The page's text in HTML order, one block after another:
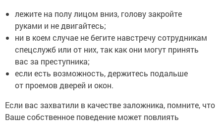
лежите на полу лицом вниз, голову закройте
руками и не двигайтесь;
ни в коем случае не бегите навстречу сотрудникам
спецслужб или от них, так как они могут принять
вас за преступника;
если есть возможность, держитесь подальше
от проемов дверей и окон.
Если вас захватили в качестве заложника, помните, что
Ваше собственное поведение может повлиять